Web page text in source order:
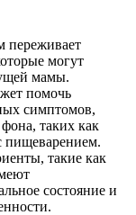
переживает
могут
мамы.
помочь
симптомов,
таких как
пищеварением.
такие как
состояние и